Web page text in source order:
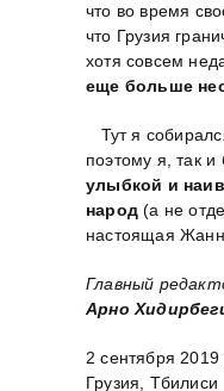
что во время
что Грузия
хотя совсем
еще больше
Тут я
поэтому я, так
улыбкой и
народ(а не
настоящая
Главный
Арно
2 сентября 2019
Грузия, Тбилиси